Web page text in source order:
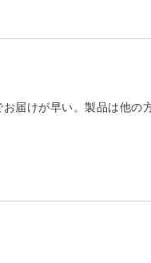
届けが早い。製品は他の